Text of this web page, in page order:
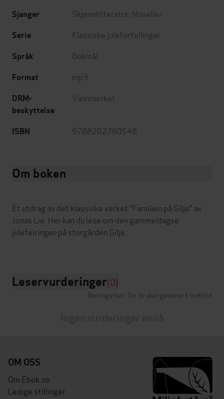
Sjanger Skjønnlitteratur Noveller
Serie Klassiske julefortellinger
Språk Bokmål
Format mp3
DRM-
beskyttelse
Vannmerket
ISBN 9788202780548
Om boken
Et utdrag av det klassiske verket "Familien på Gilje" av
Jonas Lie. Her kan du lese om den gammeldagse
julefeiringen på storgården Gilje.
Leservurderinger(0)
Betingelser for brukergenerert innhold
Ingen vurderinger ennå
OM OSS
Om Ebok.no
Ledige stillinger